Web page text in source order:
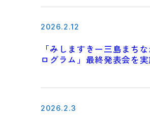
2026.2.12
「みしますきー三島まち
ログラム」最終発表会を実
2026.2.3